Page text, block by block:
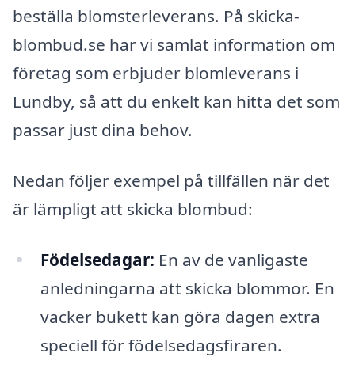
beställa blomsterleverans. På skicka-
blombud.se har vi samlat information om
företag som erbjuder blomleverans i
Lundby, så att du enkelt kan hitta det som
passar just dina behov.
Nedan följer exempel på tillfällen när det
är lämpligt att skicka blombud:
Födelsedagar: En av de vanligaste
anledningarna att skicka blommor. En
vacker bukett kan göra dagen extra
speciell för födelsedagsfiraren.